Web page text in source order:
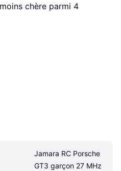
chère parmi 4
Jamara RC Porsche
GT3 garçon 27 MHz